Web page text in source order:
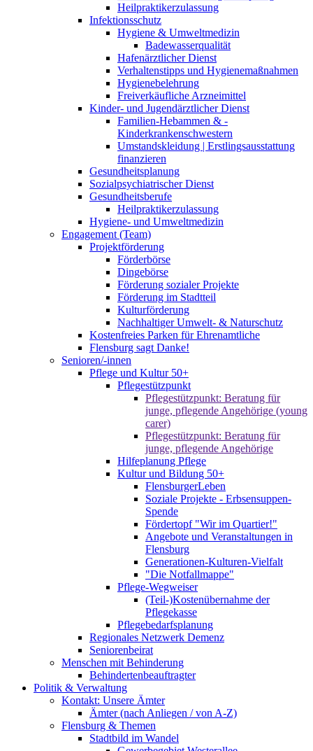
Heilpraktikerzulassung
Infektionsschutz
Hygiene & Umweltmedizin
Badewasserqualität
Hafenärztlicher Dienst
Verhaltenstipps und Hygienemaßnahmen
Hygienebelehrung
Freiverkäufliche Arzneimittel
Kinder- und Jugendärztlicher Dienst
Familien-Hebammen & -
Kinderkrankenschwestern
Umstandskleidung | Erstlingsausstattung
finanzieren
Gesundheitsplanung
Sozialpsychiatrischer Dienst
Gesundheitsberufe
Heilpraktikerzulassung
Hygiene- und Umweltmedizin
Engagement (Team)
Projektförderung
Förderbörse
Dingebörse
Förderung sozialer Projekte
Förderung im Stadtteil
Kulturförderung
Nachhaltiger Umwelt- & Naturschutz
Kostenfreies Parken für Ehrenamtliche
Flensburg sagt Danke!
Senioren/-innen
Pflege und Kultur 50+
Pflegestützpunkt
Pflegestützpunkt: Beratung für
junge, pflegende Angehörige (young
carer)
Pflegestützpunkt: Beratung für
junge, pflegende Angehörige
Hilfeplanung Pflege
Kultur und Bildung 50+
FlensburgerLeben
Soziale Projekte - Erbsensuppen-
Spende
Fördertopf "Wir im Quartier!"
Angebote und Veranstaltungen in
Flensburg
Generationen-Kulturen-Vielfalt
"Die Notfallmappe"
Pflege-Wegweiser
(Teil-)Kostenübernahme der
Pflegekasse
Pflegebedarfsplanung
Regionales Netzwerk Demenz
Seniorenbeirat
Menschen mit Behinderung
Behindertenbeauftragter
Politik & Verwaltung
Kontakt: Unsere Ämter
Ämter (nach Anliegen / von A-Z)
Flensburg & Themen
Stadtbild im Wandel